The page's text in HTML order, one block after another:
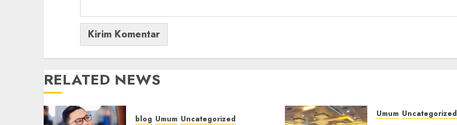
RELATED NEWS
blog Umum Uncategorized Umum Uncategorized